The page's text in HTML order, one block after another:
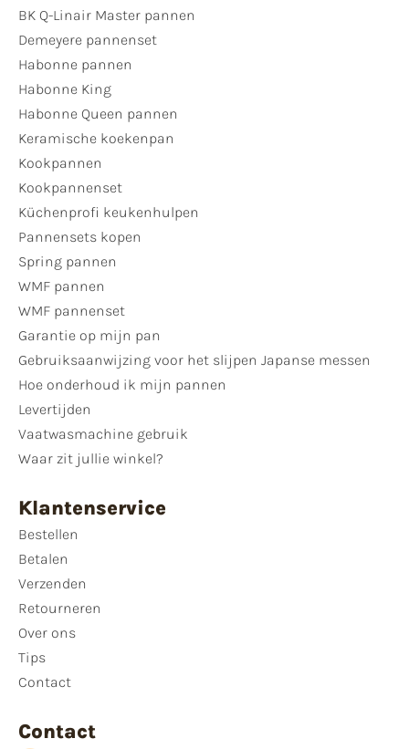
BK Q-Linair Master pannen
Demeyere pannenset
Habonne pannen
Habonne King
Habonne Queen pannen
Keramische koekenpan
Kookpannen
Kookpannenset
Küchenprofi keukenhulpen
Pannensets kopen
Spring pannen
WMF pannen
WMF pannenset
Garantie op mijn pan
Gebruiksaanwijzing voor het slijpen Japanse messen
Hoe onderhoud ik mijn pannen
Levertijden
Vaatwasmachine gebruik
Waar zit jullie winkel?
Klantenservice
Bestellen
Betalen
Verzenden
Retourneren
Over ons
Tips
Contact
Contact